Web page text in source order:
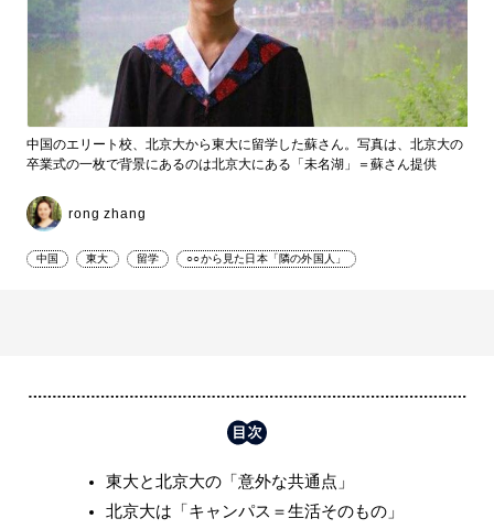
中国のエリート校、北京大から東大に留学した蘇さん。写真は、北京大の
卒業式の一枚で背景にあるのは北京大にある「未名湖」＝蘇さん提供
rong zhang
中国 東大 留学 ○○から見た日本「隣の外国人」
東大と北京大の「意外な共通点」
北京大は「キャンパス＝生活そのもの」